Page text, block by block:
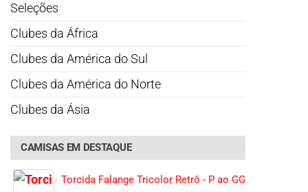
Seleções
Clubes da África
Clubes da América do Sul
Clubes da América do Norte
Clubes da Ásia
CAMISAS EM DESTAQUE
Torcida Falange Tricolor Retrô - P ao GG